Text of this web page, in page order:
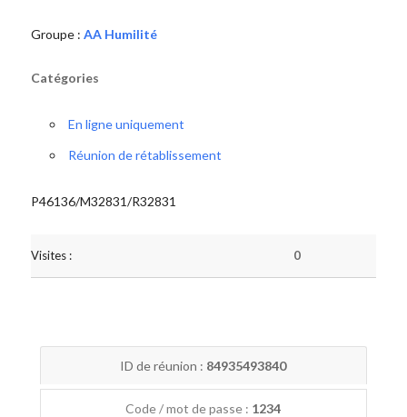
Groupe : AA Humilité
Catégories
En ligne uniquement
Réunion de rétablissement
P46136/M32831/R32831
Visites : 0
ID de réunion : 84935493840
Code / mot de passe : 1234